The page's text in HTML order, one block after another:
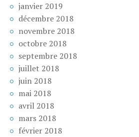
janvier 2019
décembre 2018
novembre 2018
octobre 2018
septembre 2018
juillet 2018
juin 2018
mai 2018
avril 2018
mars 2018
février 2018